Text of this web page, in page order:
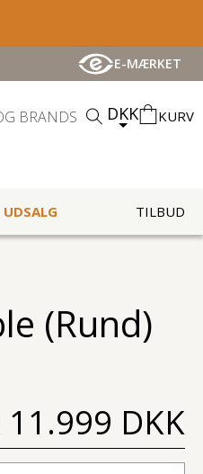
E-MÆRKET
DKK KURV
UDSALG TILBUD
(Rund)
11.999 DKK